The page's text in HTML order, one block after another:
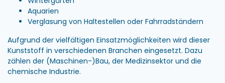
Aquarien
Verglasung von Haltestellen oder Fahrradständern
Aufgrund der vielfältigen Einsatzmöglichkeiten wird dieser
Kunststoff in verschiedenen Branchen eingesetzt. Dazu
zählen der (Maschinen-)Bau, der Medizinsektor und die
chemische Industrie.